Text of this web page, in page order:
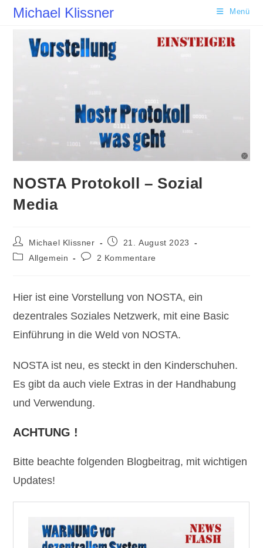
Zum
springen
Michael Klissner Menü
NOSTA Protokoll – Sozial
Media
Beitrags-
Autor:
Michael Klissner
Beitrag21. August 2023
Beitrags-
Allgemein
Beitrags-
2 Kommentare
Hier ist eine Vorstellung von NOSTA, ein
dezentrales Soziales Netzwerk, mit eine Basic
Einführung in die Weld von NOSTA.
NOSTA ist neu, es steckt in den Kinderschuhen.
Es gibt da auch viele Extras in der Handhabung
und Verwendung.
ACHTUNG !
Bitte beachte folgenden Blogbeitrag, mit wichtigen
Updates!